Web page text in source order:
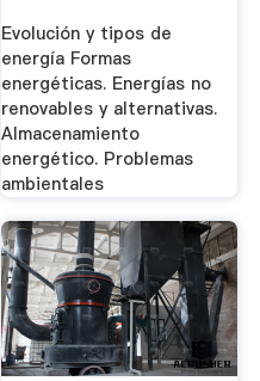
Evolución y tipos de
energía Formas
energéticas. Energías no
renovables y alternativas.
Almacenamiento
energético. Problemas
ambientales